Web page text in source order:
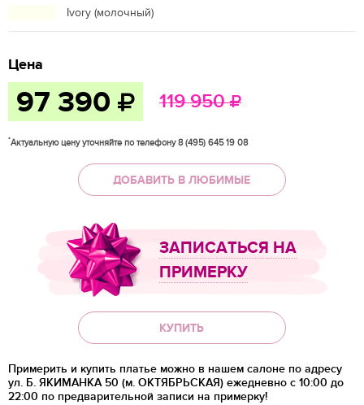
Ivory (молочный)
Цена
97 390 119 950
*Актуальную цену уточняйте по телефону 8 (495) 645 19 08
ДОБАВИТЬ В ЛЮБИМЫЕ
ЗАПИСАТЬСЯ НА
ПРИМЕРКУ
КУПИТЬ
Примерить и купить платье можно в нашем салоне по адресу
ул. Б. ЯКИМАНКА 50 (м. ОКТЯБРЬСКАЯ) ежедневно с 10:00 до
22:00 по предварительной записи на примерку!